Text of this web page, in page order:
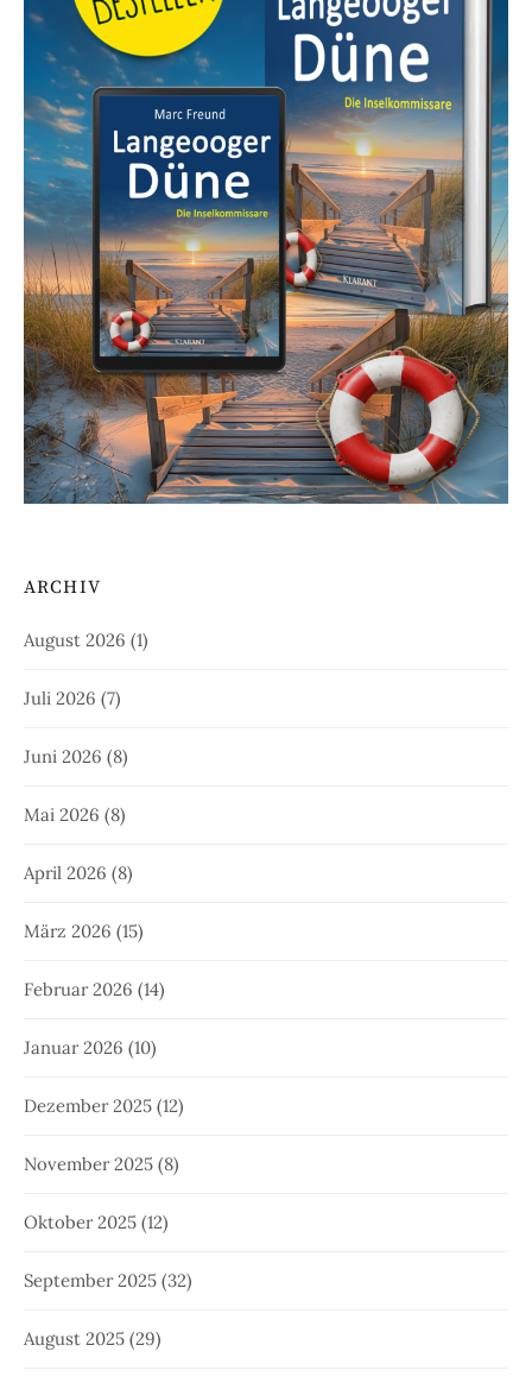
ARCHIV
August 2026 (1)
Juli 2026 (7)
Juni 2026 (8)
Mai 2026 (8)
April 2026 (8)
März 2026 (15)
Februar 2026 (14)
Januar 2026 (10)
Dezember 2025 (12)
November 2025 (8)
Oktober 2025 (12)
September 2025 (32)
August 2025 (29)